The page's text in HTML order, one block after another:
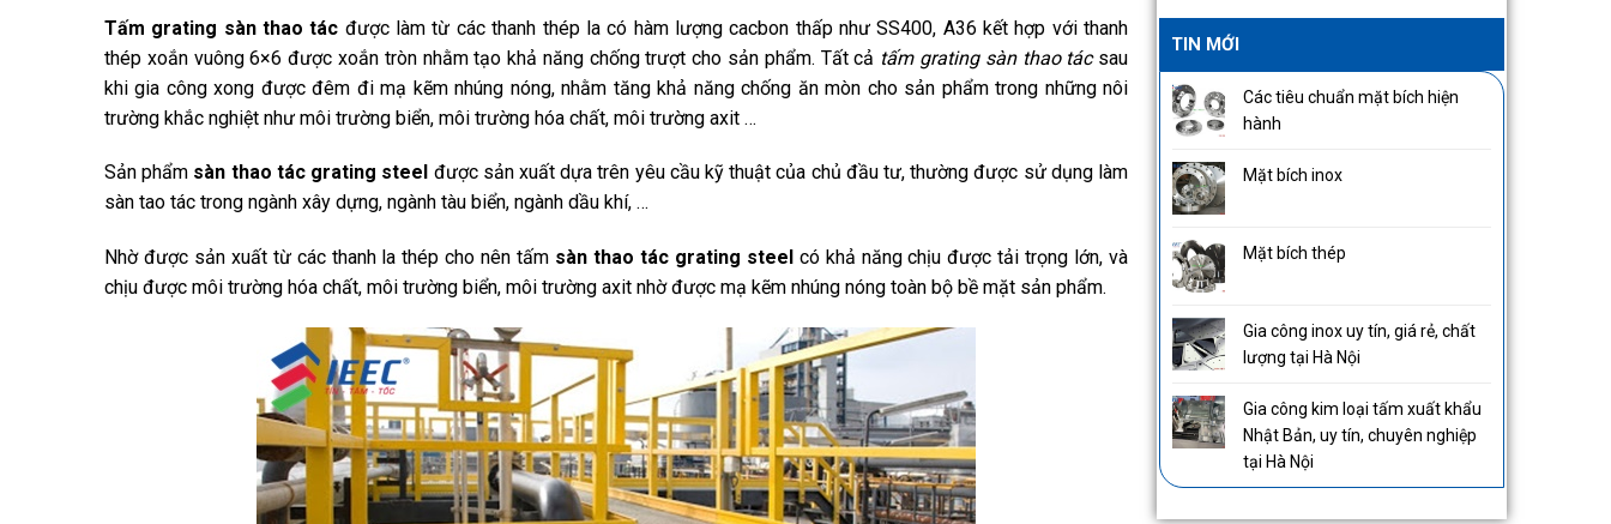
TIN MỚI
Các tiêu chuẩn mặt bích hiện
hành
Mặt bích inox
Mặt bích thép
Gia công inox uy tín, giá rẻ, chất
lượng tại Hà Nội
Gia công kim loại tấm xuất khẩu
Nhật Bản, uy tín, chuyên nghiệp
tại Hà Nội
Tấm grating sàn thao tác được làm từ các thanh thép la có hàm lượng cacbon thấp như SS400, A36 kết hợp với thanh
thép xoắn vuông 6×6 được xoắn tròn nhằm tạo khả năng chống trượt cho sản phẩm. Tất cả tấm grating sàn thao tácsau
khi gia công xong được đêm đi mạ kẽm nhúng nóng, nhằm tăng khả năng chống ăn mòn cho sản phẩm trong những nôi
trường khắc nghiệt như môi trường biển, môi trường hóa chất, môi trường axit …
Sản phẩm sàn thao tác grating steel được sản xuất dựa trên yêu cầu kỹ thuật của chủ đầu tư, thường được sử dụng làm
sàn tao tác trong ngành xây dựng, ngành tàu biển, ngành dầu khí, …
Nhờ được sản xuất từ các thanh la thép cho nên tấm sàn thao tác grating steel có khả năng chịu được tải trọng lớn, và
chịu được môi trường hóa chất, môi trường biển, môi trường axit nhờ được mạ kẽm nhúng nóng toàn bộ bề mặt sản phẩm.